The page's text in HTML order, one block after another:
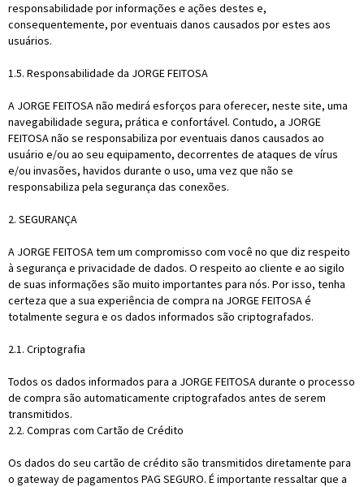
responsabilidade por informações e ações destes e,
consequentemente, por eventuais danos causados por estes aos
usuários.
1.5. Responsabilidade da JORGE FEITOSA
A JORGE FEITOSA não medirá esforços para oferecer, neste site, uma
navegabilidade segura, prática e confortável. Contudo, a JORGE
FEITOSA não se responsabiliza por eventuais danos causados ao
usuário e/ou ao seu equipamento, decorrentes de ataques de vírus
e/ou invasões, havidos durante o uso, uma vez que não se
responsabiliza pela segurança das conexões.
2. SEGURANÇA
A JORGE FEITOSA tem um compromisso com você no que diz respeito
à segurança e privacidade de dados. O respeito ao cliente e ao sigilo
de suas informações são muito importantes para nós. Por isso, tenha
certeza que a sua experiência de compra na JORGE FEITOSA é
totalmente segura e os dados informados são criptografados.
2.1. Criptografia
Todos os dados informados para a JORGE FEITOSA durante o processo
de compra são automaticamente criptografados antes de serem
transmitidos.
2.2. Compras com Cartão de Crédito
Os dados do seu cartão de crédito são transmitidos diretamente para
o gateway de pagamentos PAG SEGURO. É importante ressaltar que a